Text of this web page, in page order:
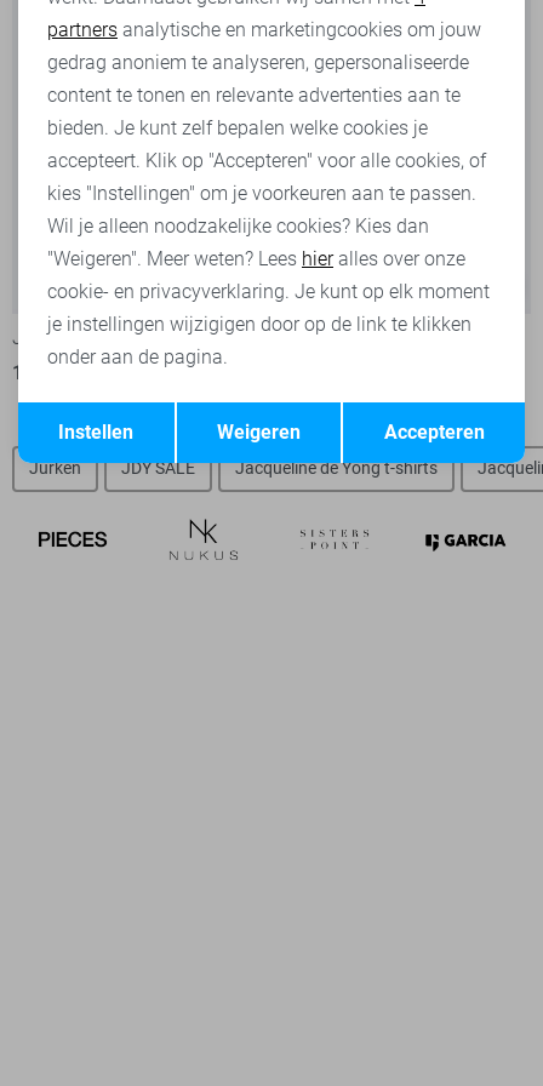
-50%
Jacqueline de Yong T-shirt
11,00
-50%
Jacqueline de Yong T-shirt
Jurken JDY SALE Jacqueline de Yong t-shirts
Marketing cookies
Terug Opslaan
partners analytische en marketingcookies om jouw
gedrag anoniem te analyseren, gepersonaliseerde
content te tonen en relevante advertenties aan te
bieden. Je kunt zelf bepalen welke cookies je
accepteert. Klik op "Accepteren" voor alle cookies, of
kies "Instellingen" om je voorkeuren aan te passen.
Wil je alleen noodzakelijke cookies? Kies dan
"Weigeren". Meer weten? Lees hieralles over onze
cookie- en privacyverklaring. Je kunt op elk moment
je instellingen wijzigigen door op de link te klikken
onder aan de pagina.
Accepteren
Weigeren
Instellen